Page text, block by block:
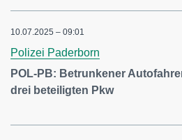
10.07.2025 – 09:01
Polizei Paderborn
POL-PB: Betrunkener
drei beteiligten Pkw